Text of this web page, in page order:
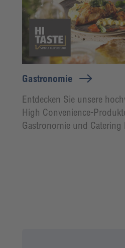
Gastronomie
Entdecken Sie unsere
High Convenience-
Gastronomie und Catering